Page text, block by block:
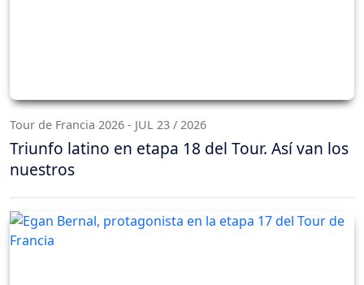
Tour de Francia 2026 - JUL 23 / 2026
Triunfo latino en etapa 18 del Tour. Así van los
nuestros